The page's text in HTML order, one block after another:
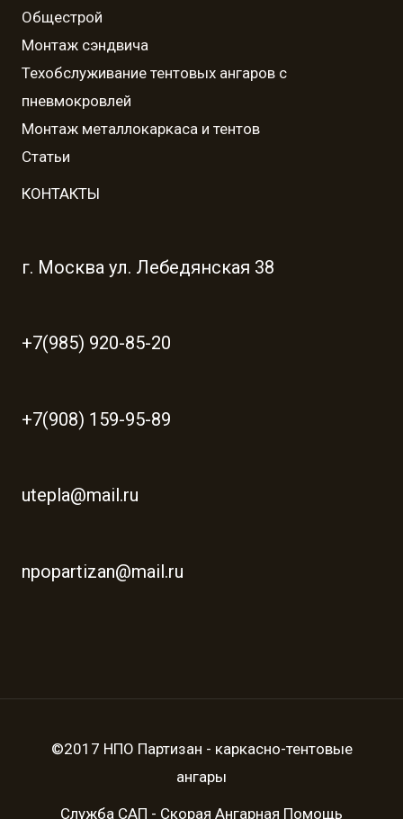
Общестрой
Монтаж сэндвича
Техобслуживание тентовых ангаров с
пневмокровлей
Монтаж металлокаркаса и тентов
Статьи
КОНТАКТЫ
г. Москва ул. Лебедянская 38
+7(985) 920-85-20
+7(908) 159-95-89
utepla@mail.ru
npopartizan@mail.ru
©2017 НПО Партизан - каркасно-тентовые
ангары
Служба САП - Скорая Ангарная Помощь